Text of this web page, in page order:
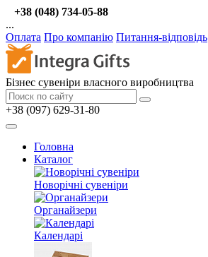
+38 (048) 734-05-88
...
Оплата Про компанію Питання-відповідь
Бізнес сувеніри власного виробництва
+38 (097) 629-31-80
Головна
Каталог
Новорічні сувеніри
Органайзери
Календарі